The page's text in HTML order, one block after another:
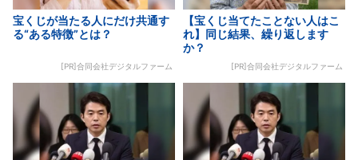
宝くじが当たる人にだけ共通す
る“ある特徴”とは？
[PR]合同会社デジタルファーム
【宝くじ当てたことない人はこ
れ】同じ結果、繰り返します
か？
[PR]合同会社デジタルファーム